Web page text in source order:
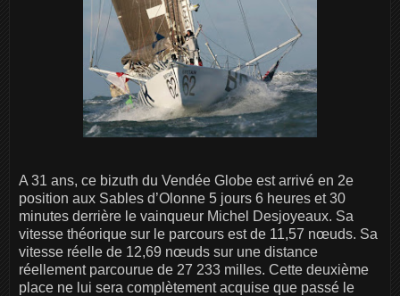
A 31 ans, ce bizuth du Vendée Globe est arrivé en 2e
position aux Sables d’Olonne 5 jours 6 heures et 30
minutes derrière le vainqueur Michel Desjoyeaux. Sa
vitesse théorique sur le parcours est de 11,57 nœuds. Sa
vitesse réelle de 12,69 nœuds sur une distance
réellement parcourue de 27 233 milles. Cette deuxième
place ne lui sera complètement acquise que passé le